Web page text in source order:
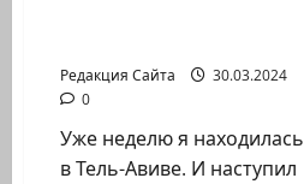
Редакция Сайта
30.03.2024
0
Уже неделю я находилась
в Тель-Авиве. И наступил